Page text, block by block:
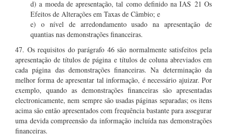
d) a moeda de apresentação, tal como definido na IAS 21 Os
Efeitos de Alterações em Taxas de Câmbio; e
e) o nível de arredondamento usado na apresentação de
quantias nas demonstrações financeiras.
47. Os requisitos do parágrafo 46 são normalmente satisfeitos pela
apresentação de títulos de página e títulos de coluna abreviados em
cada página das demonstrações financeiras. Na determinação da
melhor forma de apresentar tal informação, é necessário ajuizar. Por
exemplo, quando as demonstrações financeiras são apresentadas
electronicamente, nem sempre são usadas páginas separadas; os itens
acima são então apresentados com frequência bastante para assegurar
uma devida compreensão da informação incluída nas demonstrações
financeiras.